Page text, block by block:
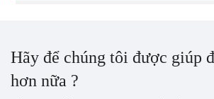
Hãy để chúng tôi được giúp
hơn nữa ?